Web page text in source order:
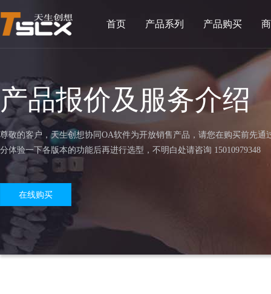
首页 产品系列 产品购买
产品报价及服务介绍
尊敬的客户，天生创想协同OA软件为开放销售产品，请您在购买前先通
分体验一下各版本的功能后再进行选型，不明白处请咨询 15010979348
在线购买